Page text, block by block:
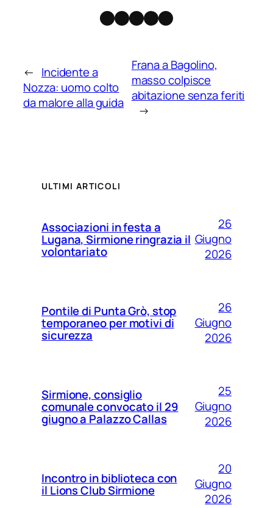
Facebook
Instagram
X Threads
Telegram
← Incidente a
Nozza: uomo colto
da malore alla guida
Frana a Bagolino,
masso colpisce
abitazione senza feriti
→
ULTIMI ARTICOLI
Associazioni in festa a
Lugana, Sirmione ringrazia il
volontariato
26
Giugno
2026
Pontile di Punta Grò, stop
temporaneo per motivi di
sicurezza
26
Giugno
2026
Sirmione, consiglio
comunale convocato il 29
giugno a Palazzo Callas
25
Giugno
2026
Incontro in biblioteca con
il Lions Club Sirmione
20
Giugno
2026